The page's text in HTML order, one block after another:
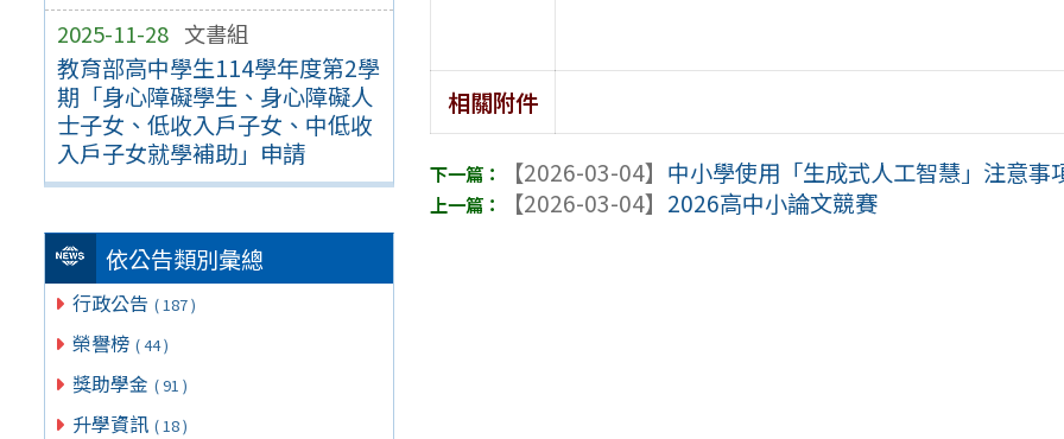
2025-11-28 文書組
教育部高中學生114學年度第2學
期「身心障礙學生、身心障礙人
士子女、低收入戶子女、中低收
入戶子女就學補助」申請
依公告類別彙總
行政公告 ( 187 )
榮譽榜 ( 44 )
獎助學金 ( 91 )
升學資訊 ( 18 )
相關附件
【2026-03-04】 中小學使用「生成式人工智慧」注意事
【2026-03-04】 2026高中小論文競賽